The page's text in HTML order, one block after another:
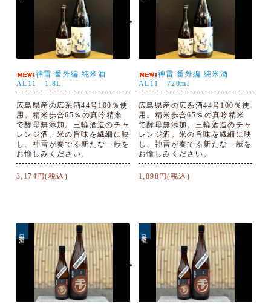
神雷 番外編 純米酒
AL11 1.8L
広島県産の広系酒44号100％使
用。精米歩合65％の真吟精米
で酵母無添加。三輪酒造のチャ
レンジ酒。米の旨味を繊細に映
し、神雷が奏でる新たな一献を
お愉しみください。
3,174円(税込)
神雷 番外編 純米酒
AL11 720ml
広島県産の広系酒44号100％使
用。精米歩合65％の真吟精米
で酵母無添加。三輪酒造のチャ
レンジ酒。米の旨味を繊細に映
し、神雷が奏でる新たな一献を
お愉しみください。
1,898円(税込)